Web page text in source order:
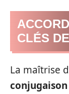
CLÉS
La maîtrise
conjugaison